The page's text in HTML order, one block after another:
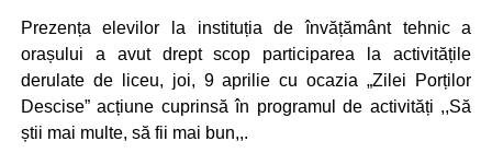
Prezența elevilor la instituția de învățământ tehnic a
orașului a avut drept scop participarea la activitățile
derulate de liceu, joi, 9 aprilie cu ocazia „Zilei Porților
Descise” acțiune cuprinsă în programul de activități ,,Să
știi mai multe, să fii mai bun,,.